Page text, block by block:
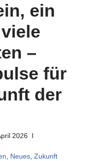
ein
–
für
der
2026
, Neues, Zukunft